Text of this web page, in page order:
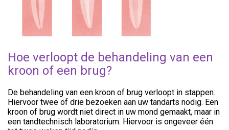
Hoe verloopt de behandeling van een
kroon of een brug?
De behandeling van een kroon of brug verloopt in stappen.
Hiervoor twee of drie bezoeken aan uw tandarts nodig. Een
kroon of brug wordt niet direct in uw mond gemaakt, maar in
een tandtechnisch laboratorium. Hiervoor is ongeveer één